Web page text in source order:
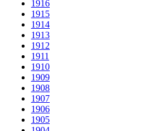
1916
1915
1914
1913
1912
1911
1910
1909
1908
1907
1906
1905